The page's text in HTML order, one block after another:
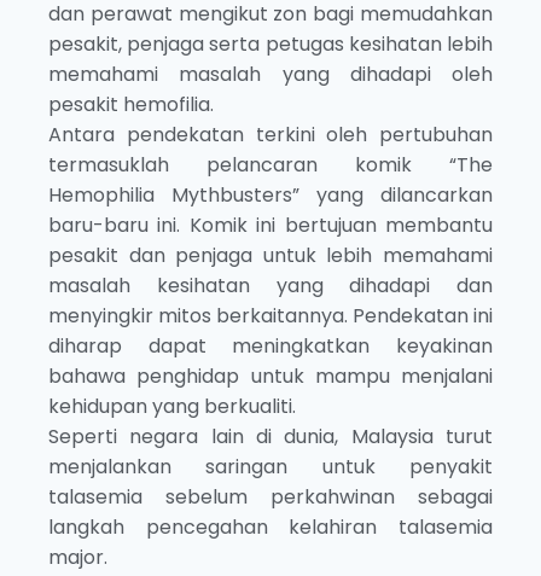
dan perawat mengikut zon bagi memudahkan
pesakit, penjaga serta petugas kesihatan lebih
memahami masalah yang dihadapi oleh
pesakit hemofilia.
Antara pendekatan terkini oleh pertubuhan
termasuklah pelancaran komik “The
Hemophilia Mythbusters” yang dilancarkan
baru-baru ini. Komik ini bertujuan membantu
pesakit dan penjaga untuk lebih memahami
masalah kesihatan yang dihadapi dan
menyingkir mitos berkaitannya. Pendekatan ini
diharap dapat meningkatkan keyakinan
bahawa penghidap untuk mampu menjalani
kehidupan yang berkualiti.
Seperti negara lain di dunia, Malaysia turut
menjalankan saringan untuk penyakit
talasemia sebelum perkahwinan sebagai
langkah pencegahan kelahiran talasemia
major.